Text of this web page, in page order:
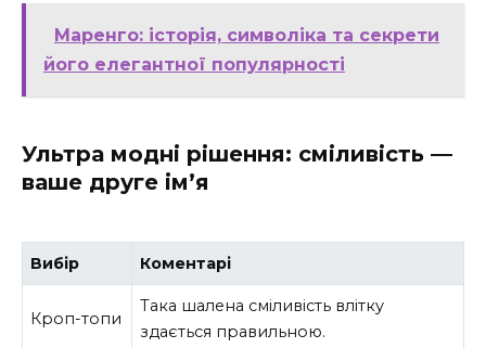
Маренго: історія, символіка та секрети
його елегантної популярності
Ультра модні рішення: сміливість —
ваше друге ім’я
Вибір Коментарі
Кроп-топи
Така шалена сміливість влітку
здається правильною.